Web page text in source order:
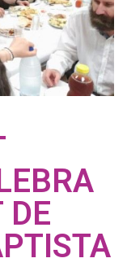
DE